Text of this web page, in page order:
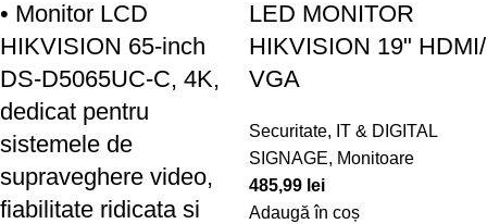
• Monitor LCD
HIKVISION 65-inch
DS-D5065UC-C, 4K,
dedicat pentru
sistemele de
supraveghere video,
fiabilitate ridicata si
LED MONITOR
HIKVISION 19" HDMI/
VGA
Securitate, IT & DIGITAL
SIGNAGE, Monitoare
485,99 lei
Adaugă în coș